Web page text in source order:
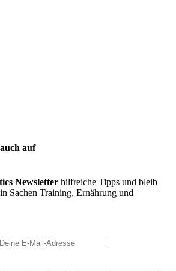
auf
Newsletter hilfreiche Tipps und bleib
Sachen Training, Ernährung und